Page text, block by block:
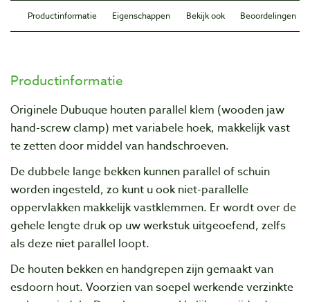
Productinformatie Eigenschappen Bekijk ook Beoordelingen
Productinformatie
Originele Dubuque houten parallel klem (wooden jaw
hand-screw clamp) met variabele hoek, makkelijk vast
te zetten door middel van handschroeven.
De dubbele lange bekken kunnen parallel of schuin
worden ingesteld, zo kunt u ook niet-parallelle
oppervlakken makkelijk vastklemmen. Er wordt over de
gehele lengte druk op uw werkstuk uitgeoefend, zelfs
als deze niet parallel loopt.
De houten bekken en handgrepen zijn gemaakt van
esdoorn hout. Voorzien van soepel werkende verzinkte